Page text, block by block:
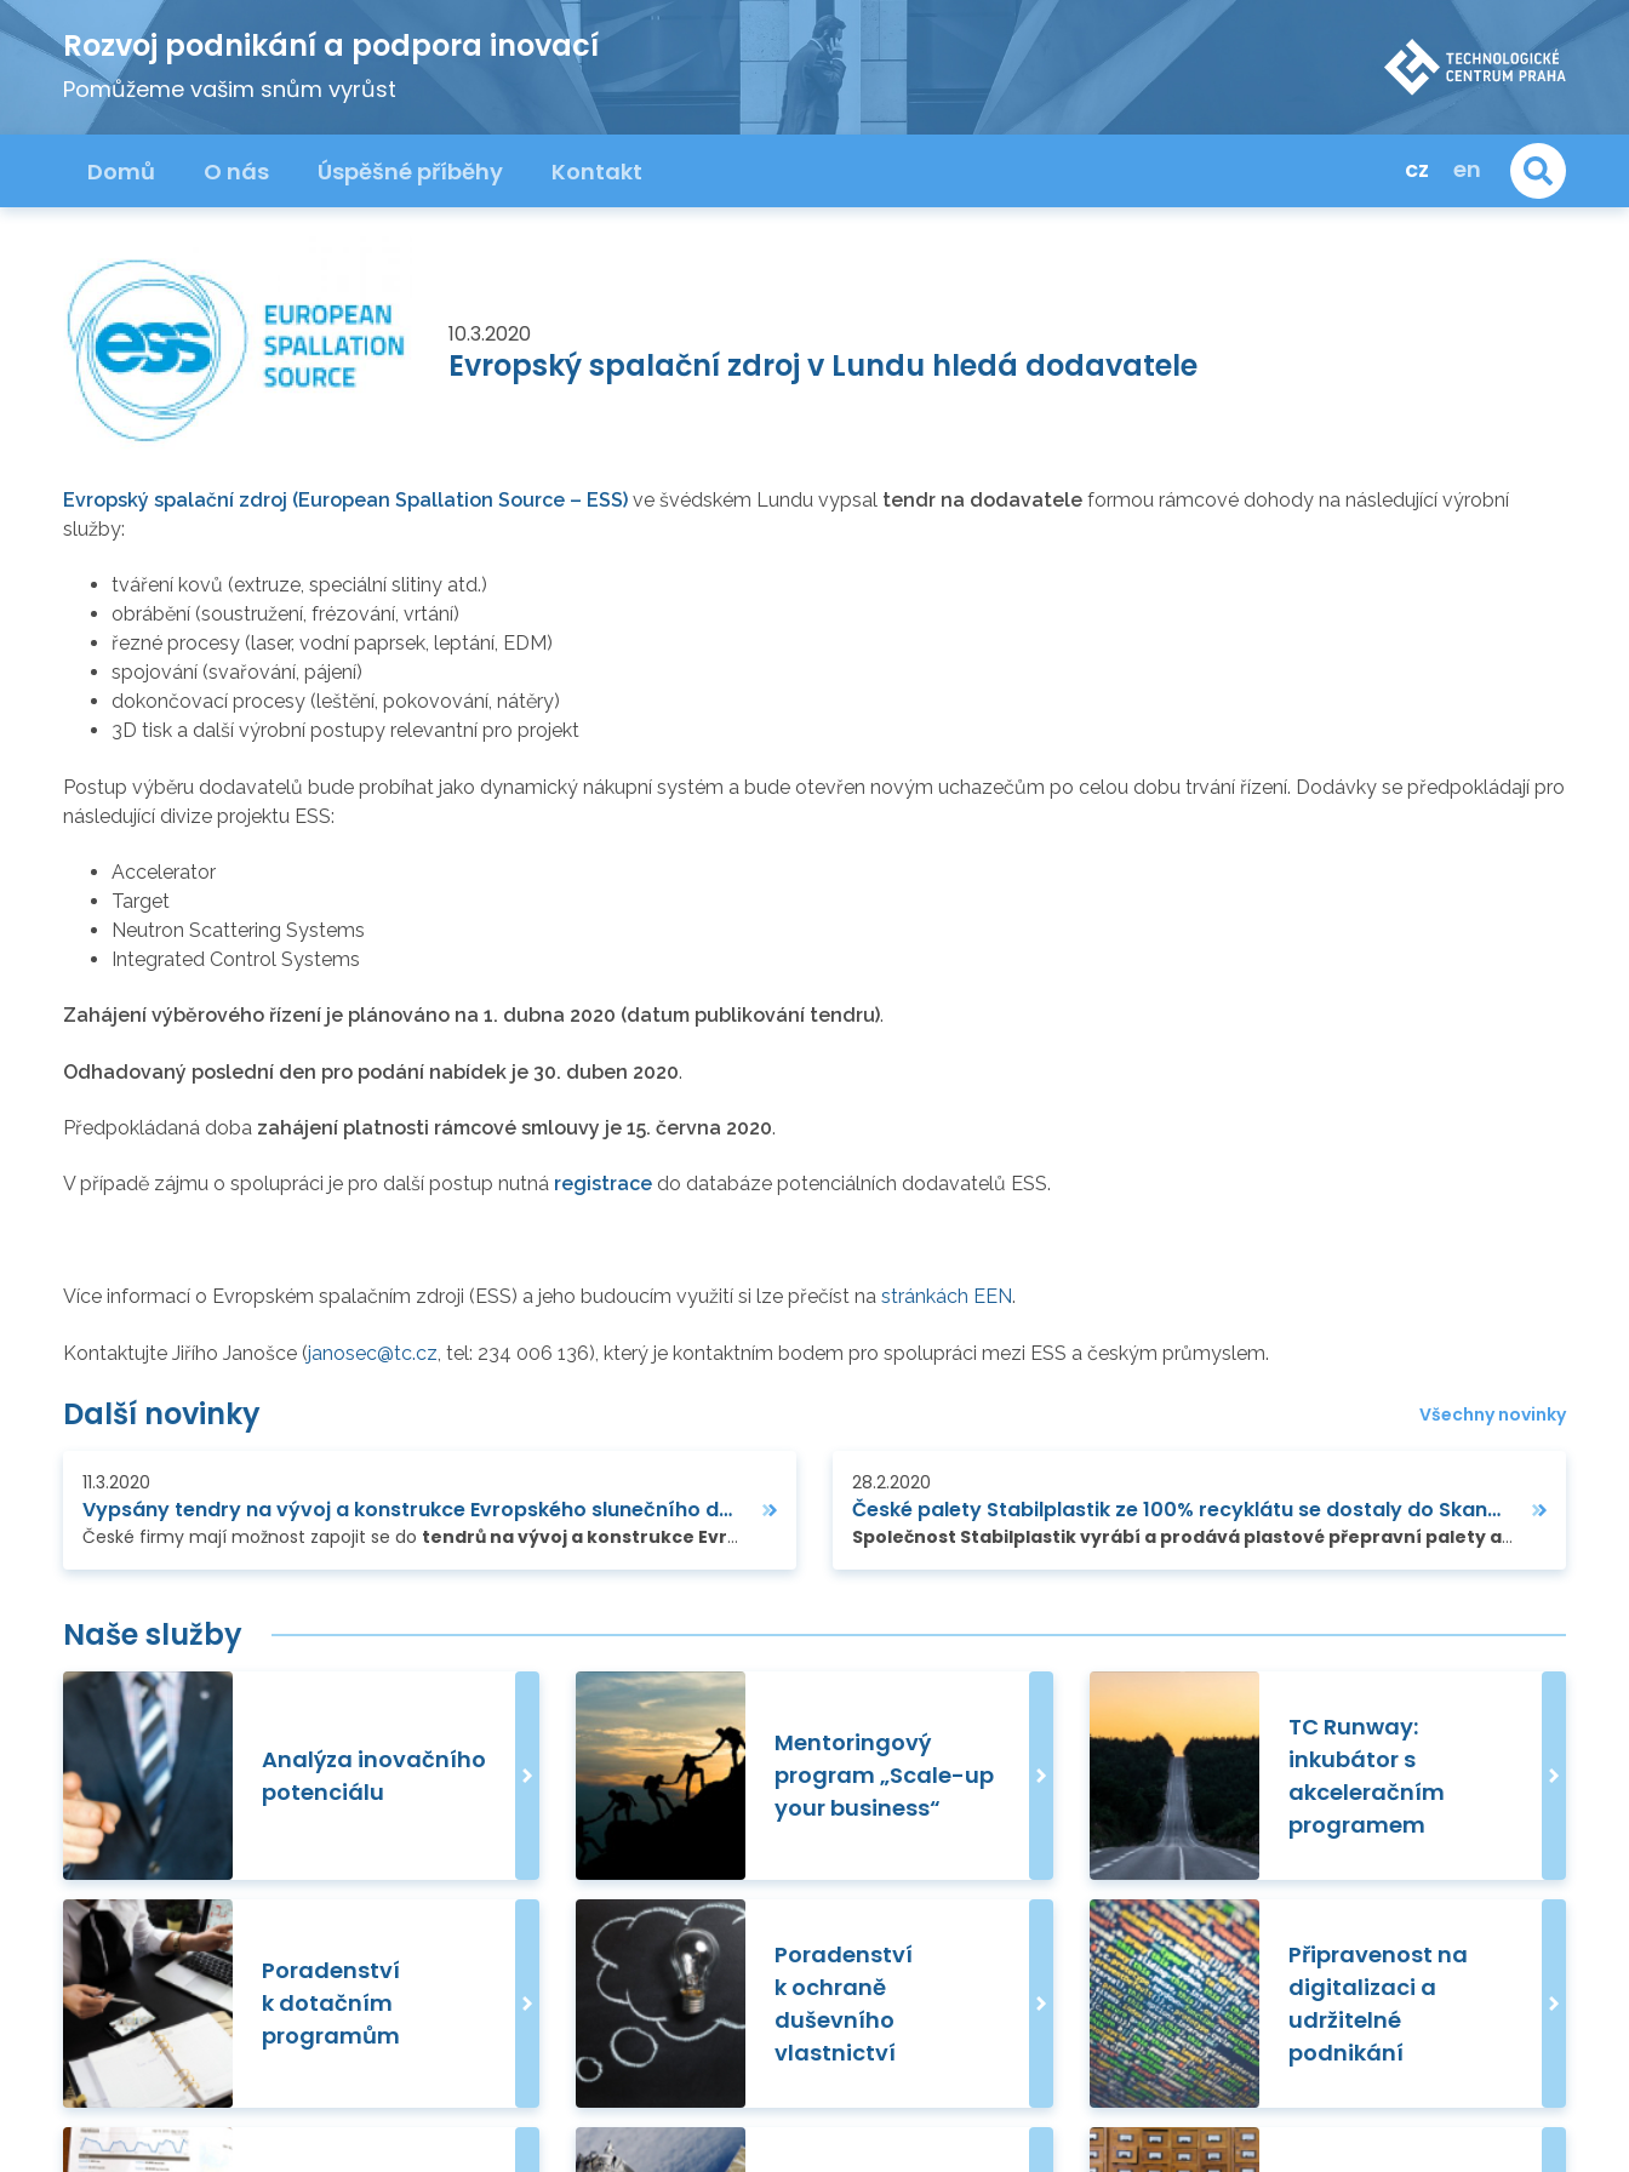
Rozvoj podnikání a podpora inovací
Pomůžeme vašim snům vyrůst
Domů O nás Úspěšné příběhy Kontakt cz en
10.3.2020
Evropský spalační zdroj v Lundu hledá dodavatele
Evropský spalační zdroj (European Spallation Source – ESS) ve švédském Lundu vypsal tendr na dodavatele formou rámcové dohody na následující výrobní
služby:
tváření kovů (extruze, speciální slitiny atd.)
obrábění (soustružení, frézování, vrtání)
řezné procesy (laser, vodní paprsek, leptání, EDM)
spojování (svařování, pájení)
dokončovací procesy (leštění, pokovování, nátěry)
3D tisk a další výrobní postupy relevantní pro projekt
Postup výběru dodavatelů bude probíhat jako dynamický nákupní systém a bude otevřen novým uchazečům po celou dobu trvání řízení. Dodávky se předpokládají pro
následující divize projektu ESS:
Accelerator
Target
Neutron Scattering Systems
Integrated Control Systems
Zahájení výběrového řízení je plánováno na 1. dubna 2020 (datum publikování tendru).
Odhadovaný poslední den pro podání nabídek je 30. duben 2020.
Předpokládaná doba zahájení platnosti rámcové smlouvy je 15. června 2020.
V případě zájmu o spolupráci je pro další postup nutná registrace do databáze potenciálních dodavatelů ESS.
Více informací o Evropském spalačním zdroji (ESS) a jeho budoucím využití si lze přečíst na stránkách EEN.
Kontaktujte Jiřího Janošce (janosec@tc.cz , tel: 234 006 136), který je kontaktním bodem pro spolupráci mezi ESS a českým průmyslem.
Další novinky Všechny novinky
11.3.2020
Vypsány tendry na vývoj a konstrukce Evropského slunečního dalekohledu
České firmy mají možnost zapojit se do tendrů na vývoj a konstrukce Evropského slunečního dalekohledu (European Solar Telescope - EST) . V současnosti jsou…
28.2.2020
České palety Stabilplastik ze 100% recyklátu se dostaly do Skandinávie
Společnost Stabilplastik vyrábí a prodává plastové přepravní palety a mobilní svodidla z recyklovaného směsného plastu, které jsou opět 100% recyklovatelné
Naše služby
Analýza inovačního
potenciálu
Mentoringový
program „Scale-up
your business“
TC Runway:
inkubátor s
akceleračním
programem
Poradenství
k dotačním
programům
Poradenství
k ochraně
duševního
vlastnictví
Připravenost na
digitalizaci a
udržitelné
podnikání